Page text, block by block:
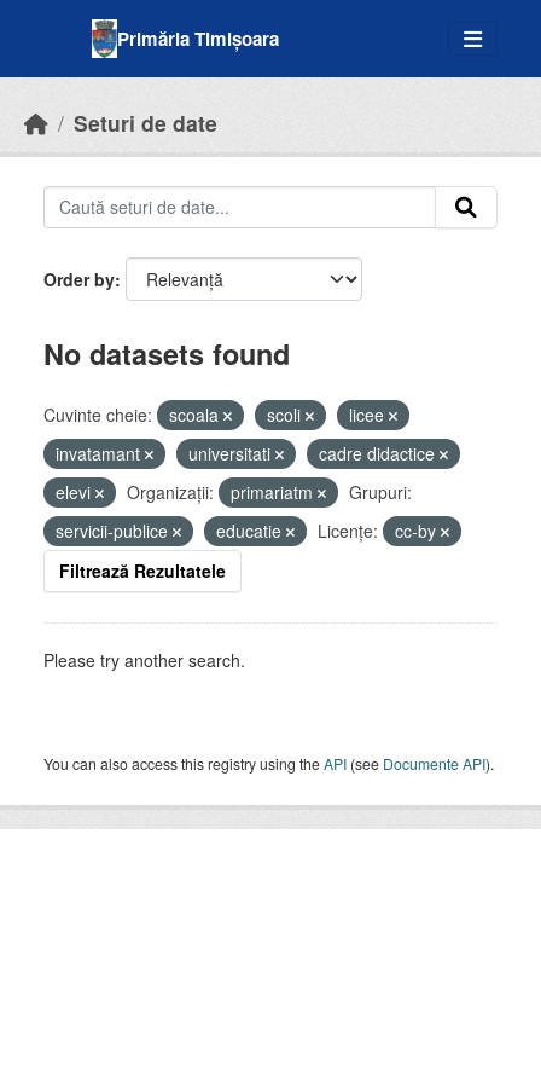
Primăria Timișoara
Seturi de date
Order by
No datasets found
Cuvinte cheie: scoala scoli
licee
invatamant
universitati
cadre didactice
elevi
Organizații: primariatm
Grupuri:
servicii-publice
educatie Licenţe:
cc-by
Filtrează Rezultatele
Please try another search.
You can also access this registry using theAPI (see Documente API).